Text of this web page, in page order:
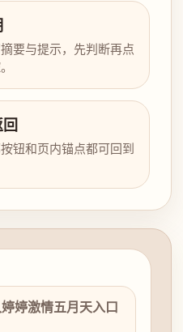
要与提示，先判断再点
钮和页内锚点都可回到
婷激情五月天入口